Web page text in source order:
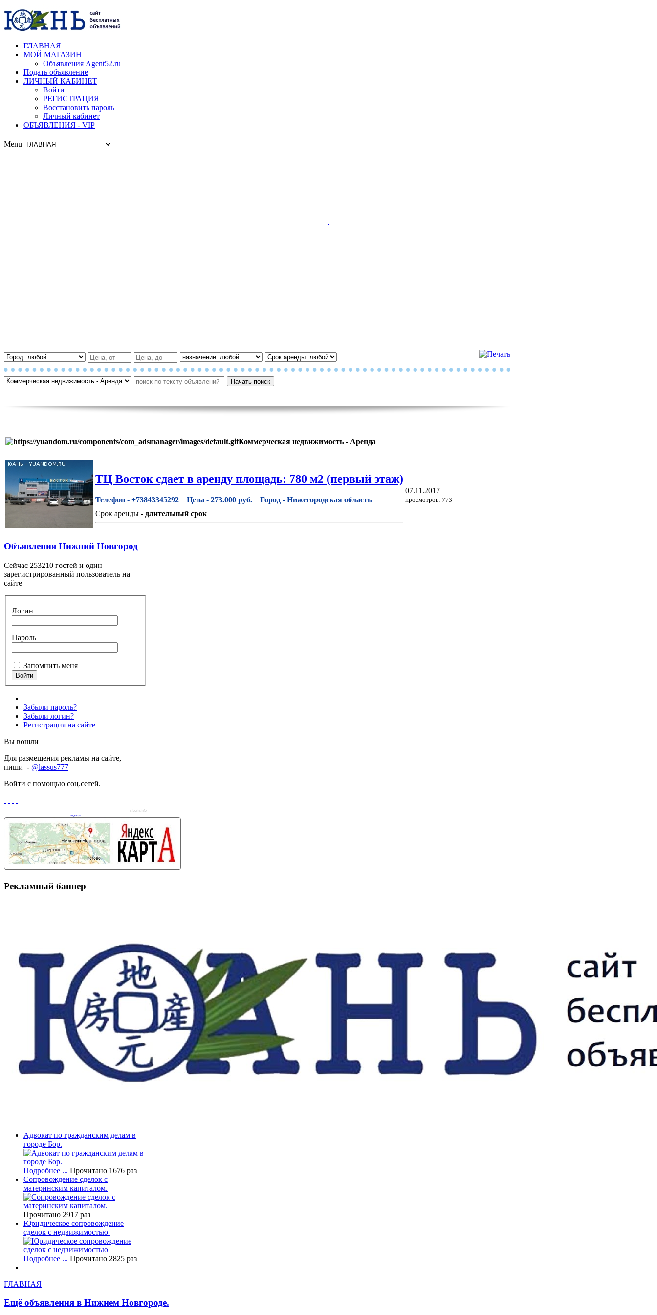
ГЛАВНАЯ
МОЙ МАГАЗИН
Объявления Agent52.ru
Подать объявление
ЛИЧНЫЙ КАБИНЕТ
Войти
РЕГИСТРАЦИЯ
Восстановить пароль
Личный кабинет
ОБЪЯВЛЕНИЯ - VIP
Menu
Коммерческая недвижимость - Аренда
ТЦ Восток сдает в аренду площадь: 780 м2 (первый этаж)
Телефон - +73843345292 Цена - 273.000 руб. Город - Нижегородская область
Срок аренды - длительный срок
07.11.2017
просмотров: 773
Объявления Нижний Новгород
Сейчас 253210 гостей и один
зарегистрированный пользователь на
сайте
Логин
Пароль
Запомнить меня
Забыли пароль?
Забыли логин?
Регистрация на сайте
Вы вошли
Для размещения рекламы на сайте,
пиши - @lassus777
Войти с помощью соц.сетей.
slogin.info
виджет
Рекламный баннер
Адвокат по гражданским делам в
городе Бор.
Подробнее ... Прочитано 1676 раз
Сопровождение сделок с
материнским капиталом.
Прочитано 2917 раз
Юридическое сопровождение
сделок с недвижимостью.
Подробнее ... Прочитано 2825 раз
ГЛАВНАЯ
Ещё объявления в Нижнем Новгороде.